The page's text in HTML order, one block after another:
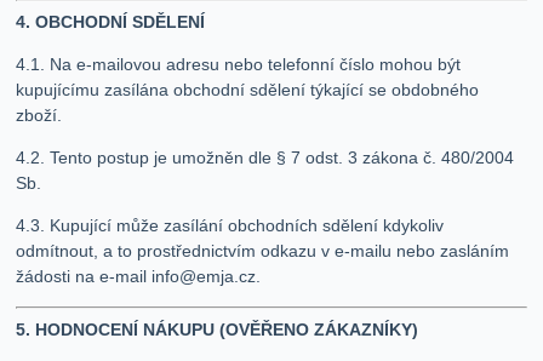
4. OBCHODNÍ SDĚLENÍ
4.1. Na e-mailovou adresu nebo telefonní číslo mohou být
kupujícímu zasílána obchodní sdělení týkající se obdobného
zboží.
4.2. Tento postup je umožněn dle § 7 odst. 3 zákona č. 480/2004
Sb.
4.3. Kupující může zasílání obchodních sdělení kdykoliv
odmítnout, a to prostřednictvím odkazu v e-mailu nebo zasláním
žádosti na e-mail info@emja.cz.
5. HODNOCENÍ NÁKUPU (OVĚŘENO ZÁKAZNÍKY)